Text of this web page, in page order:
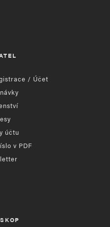
/ Účet
účtu
v PDF